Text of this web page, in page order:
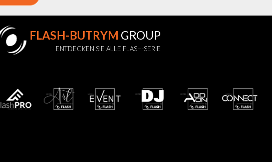
FLASH-BUTRYM GROUP
ENTDECKEN SIE ALLE FLASH-SERIE